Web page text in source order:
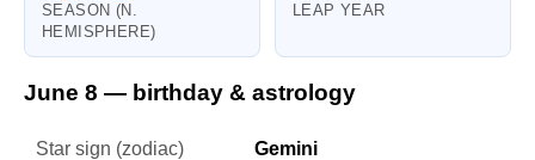
SEASON (N.
HEMISPHERE)
LEAP YEAR
June 8 — birthday & astrology
Star sign (zodiac) Gemini